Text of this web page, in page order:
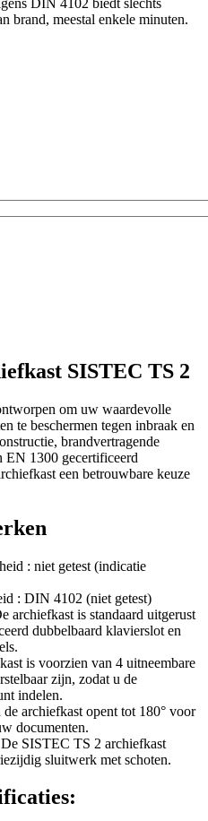
brand, meestal enkele minuten.
SISTEC TS 2
om uw waardevolle
te beschermen tegen inbraak en
brandvertragende
1300 gecertificeerd
een betrouwbare keuze
: niet getest (indicatie
: DIN 4102 (niet getest)
archiefkast is standaard uitgerust
dubbelbaard klavierslot en
is voorzien van 4 uitneembare
zijn, zodat u de
indelen.
archiefkast opent tot 180° voor
documenten.
SISTEC TS 2 archiefkast
sluitwerk met schoten.